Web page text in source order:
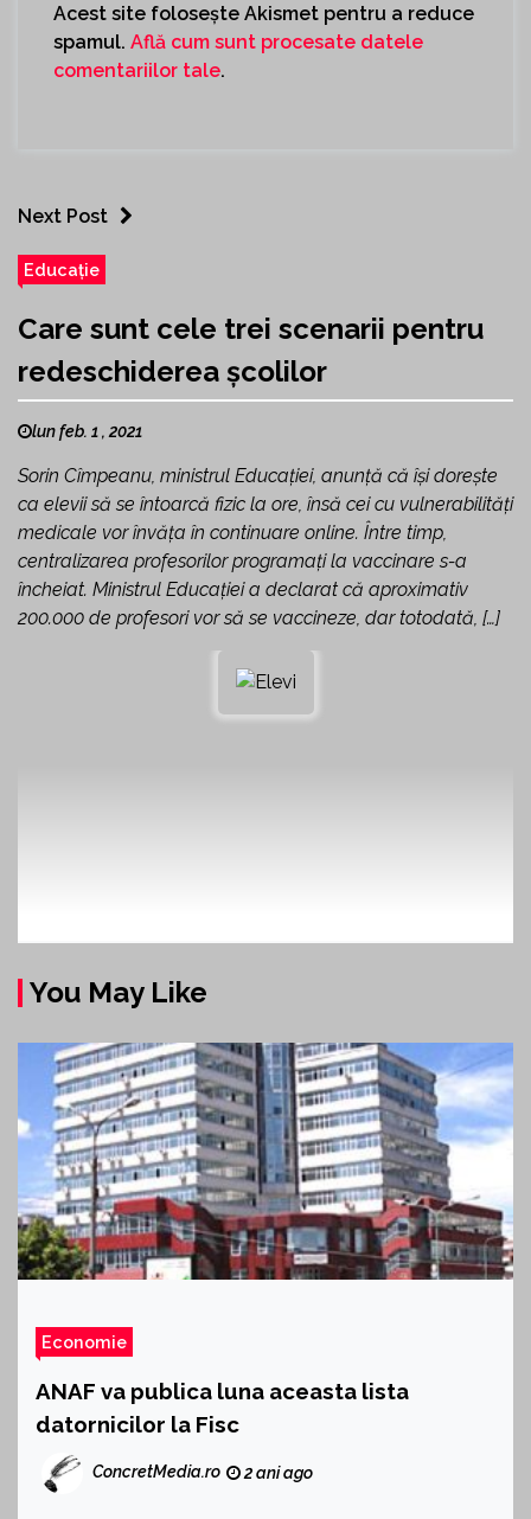
Acest site folosește Akismet pentru a reduce
spamul. Află cum sunt procesate datele
comentariilor tale.
Next Post
Educație
Care sunt cele trei scenarii pentru
redeschiderea școlilor
lun feb. 1 , 2021
Sorin Cîmpeanu, ministrul Educației, anunţă că îşi doreşte
ca elevii să se întoarcă fizic la ore, însă cei cu vulnerabilităţi
medicale vor învăţa în continuare online. Între timp,
centralizarea profesorilor programaţi la vaccinare s-a
încheiat. Ministrul Educaţiei a declarat că aproximativ
200.000 de profesori vor să se vaccineze, dar totodată, […]
You May Like
Economie
ANAF va publica luna aceasta lista
datornicilor la Fisc
ConcretMedia.ro 2 ani ago